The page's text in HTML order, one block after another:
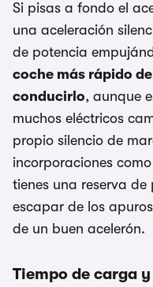
Si pisas a fondo el
una aceleración
de potencia
coche más rápido
conducirlo, aunque
muchos eléctricos
propio silencio de
incorporaciones
tienes una reserva
escapar de los
de un buen acelerón.
Tiempo de carga